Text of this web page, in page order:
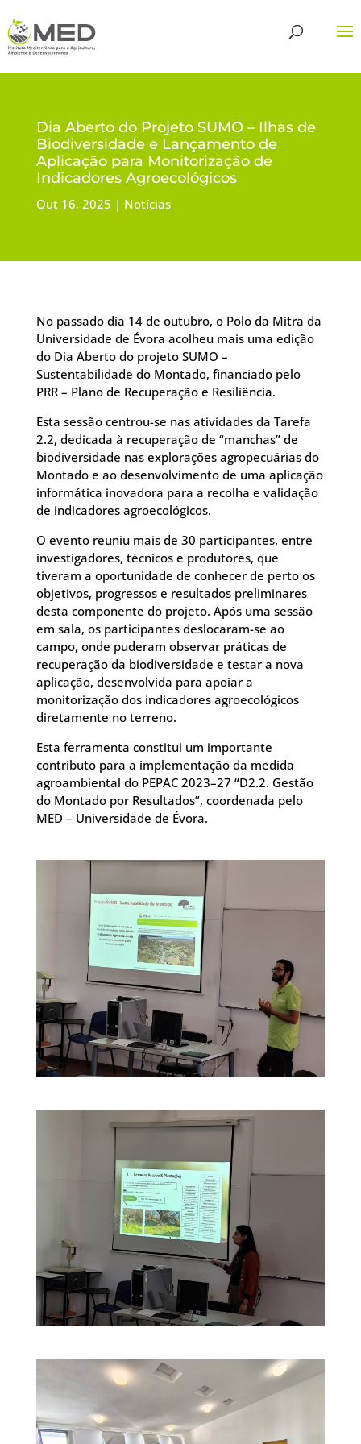
Dia Aberto do Projeto SUMO – Ilhas de
Biodiversidade e Lançamento de
Aplicação para Monitorização de
Indicadores Agroecológicos
Out 16, 2025 Notícias
No passado dia 14 de outubro, o Polo da Mitra da
Universidade de Évora acolheu mais uma edição
do Dia Aberto do projeto SUMO –
Sustentabilidade do Montado, financiado pelo
PRR – Plano de Recuperação e Resiliência.
Esta sessão centrou-se nas atividades da Tarefa
2.2, dedicada à recuperação de “manchas” de
biodiversidade nas explorações agropecuárias do
Montado e ao desenvolvimento de uma aplicação
informática inovadora para a recolha e validação
de indicadores agroecológicos.
O evento reuniu mais de 30 participantes, entre
investigadores, técnicos e produtores, que
tiveram a oportunidade de conhecer de perto os
objetivos, progressos e resultados preliminares
desta componente do projeto. Após uma sessão
em sala, os participantes deslocaram-se ao
campo, onde puderam observar práticas de
recuperação da biodiversidade e testar a nova
aplicação, desenvolvida para apoiar a
monitorização dos indicadores agroecológicos
diretamente no terreno.
Esta ferramenta constitui um importante
contributo para a implementação da medida
agroambiental do PEPAC 2023–27 “D2.2. Gestão
do Montado por Resultados”, coordenada pelo
MED – Universidade de Évora.